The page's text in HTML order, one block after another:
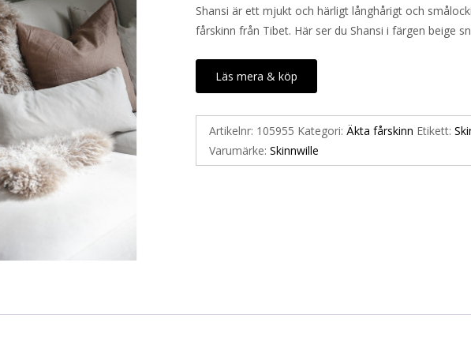
Shansi är ett mjukt och härligt långhårigt och
fårskinn från Tibet. Här ser du Shansi i färgen beige
Läs mera & köp
Artikelnr: 105955 Kategori:Äkta fårskinn Etikett:
Varumärke:Skinnwille